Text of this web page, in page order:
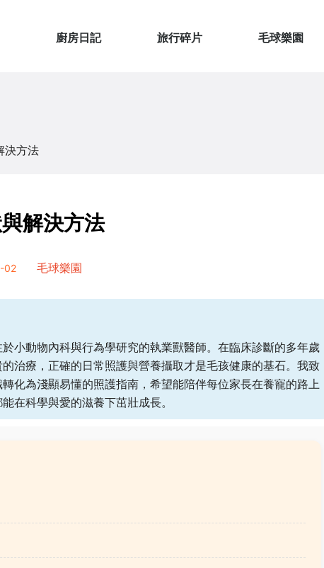
廚房日記 旅行碎片 毛球樂園
決方法
解決方法
02 毛球樂園
小動物內科與行為學研究的執業獸醫師。在臨床診斷的多年歲
治療，正確的日常照護與營養攝取才是毛孩健康的基石。我致
化為淺顯易懂的照護指南，希望能陪伴每位家長在養寵的路上
在科學與愛的滋養下茁壯成長。